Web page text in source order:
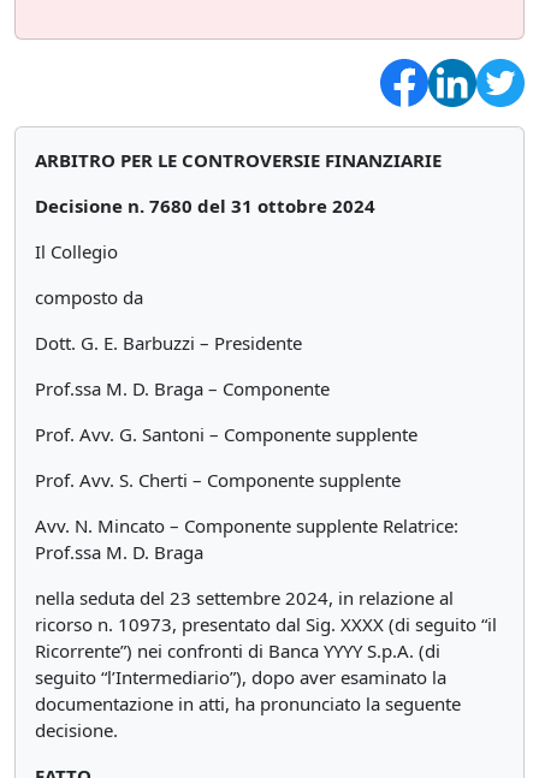
ARBITRO PER LE CONTROVERSIE FINANZIARIE
Decisione n. 7680 del 31 ottobre 2024
Il Collegio
composto da
Dott. G. E. Barbuzzi – Presidente
Prof.ssa M. D. Braga – Componente
Prof. Avv. G. Santoni – Componente supplente
Prof. Avv. S. Cherti – Componente supplente
Avv. N. Mincato – Componente supplente Relatrice:
Prof.ssa M. D. Braga
nella seduta del 23 settembre 2024, in relazione al
ricorso n. 10973, presentato dal Sig. XXXX (di seguito “il
Ricorrente”) nei confronti di Banca YYYY S.p.A. (di
seguito “l’Intermediario”), dopo aver esaminato la
documentazione in atti, ha pronunciato la seguente
decisione.